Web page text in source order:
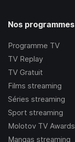
Nos programmes
Programme TV
TV Replay
TV Gratuit
Films streaming
Séries streaming
Sport streaming
Molotov TV Awards
Mangas streaming